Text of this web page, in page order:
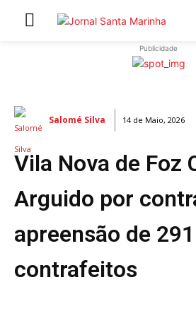
ARTIGOS DE OPINIÃO
Secções
MARCHAS POPULARES DE SÃO JOÃO
NATAL NAS FREGUESIAS
ATUALIDADE
POLÍTICA
REGIÃO
Publicidade
Salomé Silva 14 de Maio, 2026
Vila Nova de Foz
Arguido por
apreensão de
contrafeitos